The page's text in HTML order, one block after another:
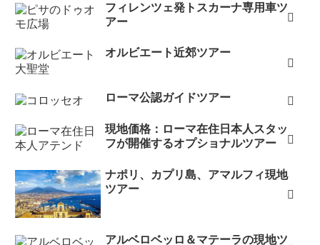
フィレンツェ発トスカーナ専用車ツ
アー
オルビエート近郊ツアー
ローマ公認ガイドツアー
現地価格：ローマ在住日本人スタッ
フが開催するオプショナルツアー
ナポリ、カプリ島、アマルフィ現地
ツアー
アルベロベッロ＆マテーラの現地ツ